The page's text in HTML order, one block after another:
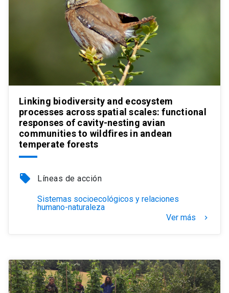
Linking biodiversity and ecosystem
processes across spatial scales: functional
responses of cavity-nesting avian
communities to wildfires in andean
temperate forests
local_offer Líneas de acción
Sistemas socioecológicos y relaciones
humano-naturaleza
Ver más
keyboard_arrow_right